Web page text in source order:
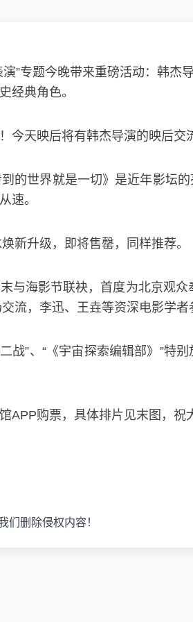
”专题今晚带来重磅活动：韩
经典角色。
今天映后将有韩杰导演的映后交
的世界就是一切》是近年影坛
速。
新升级，即将售罄，同样推荐。
与海影节联袂，首度为北京观
流，李迅、王垚等资深电影学
战”、“《宇宙探索编辑部》”
APP购票，具体排片见末图，祝
删除侵权内容！